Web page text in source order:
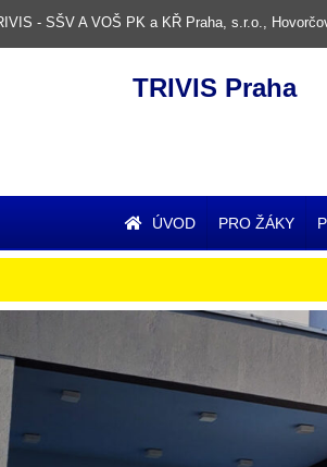
- SŠV A VOŠ PK a KŘ Praha, s.r.o.,
TRIVIS Praha
ÚVOD PRO ŽÁKY